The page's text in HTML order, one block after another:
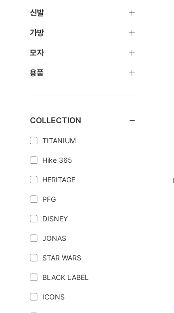
신발
가방
모자
용품
COLLECTION
TITANIUM
Hike 365
HERITAGE
PFG
DISNEY
JONAS
STAR WARS
BLACK LABEL
ICONS